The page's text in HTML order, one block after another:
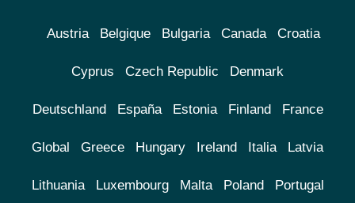
Austria Belgique Bulgaria Canada Croatia
Cyprus Czech Republic Denmark
Deutschland España Estonia Finland France
Global Greece Hungary Ireland Italia Latvia
Lithuania Luxembourg Malta Poland Portugal